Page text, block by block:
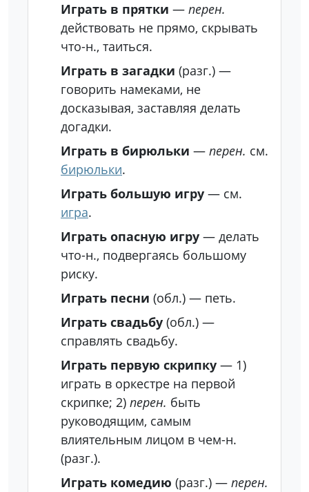
Играть в прятки — перен.
действовать не прямо, скрывать
что-н., таиться.
Играть в загадки (разг.) —
говорить намеками, не
досказывая, заставляя делать
догадки.
Играть в бирюльки — перен. см.
бирюльки.
Играть большую игру — см.
игра.
Играть опасную игру — делать
что-н., подвергаясь большому
риску.
Играть песни (обл.) — петь.
Играть свадьбу (обл.) —
справлять свадьбу.
Играть первую скрипку — 1)
играть в оркестре на первой
скрипке; 2) перен. быть
руководящим, самым
влиятельным лицом в чем-н.
(разг.).
Играть комедию (разг.) — перен.